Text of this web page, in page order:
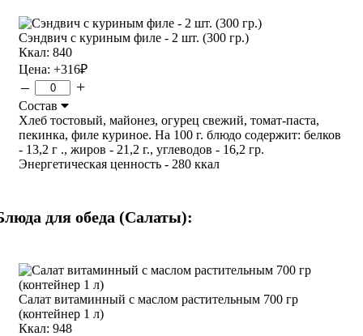
Сэндвич с куриным филе - 2 шт. (300 гр.)
Ккал: 840
Цена: +316₽
– +
Состав
Хлеб тостовый, майонез, огурец свежий, томат-паста,
пекинка, филе куриное. На 100 г. блюдо содержит: белков
- 13,2 г ., жиров - 21,2 г., углеводов - 16,2 гр.
Энергетическая ценность - 280 ккал
для обеда (Салаты):
Салат витаминный с маслом растительным 700 гр
(контейнер 1 л)
Ккал: 948